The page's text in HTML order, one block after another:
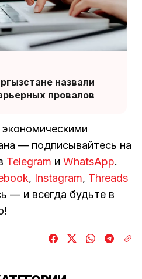
назвали
провалов
— подписывайтесь на
Telegram и WhatsApp.
, Instagram, Threads
— и всегда будьте в